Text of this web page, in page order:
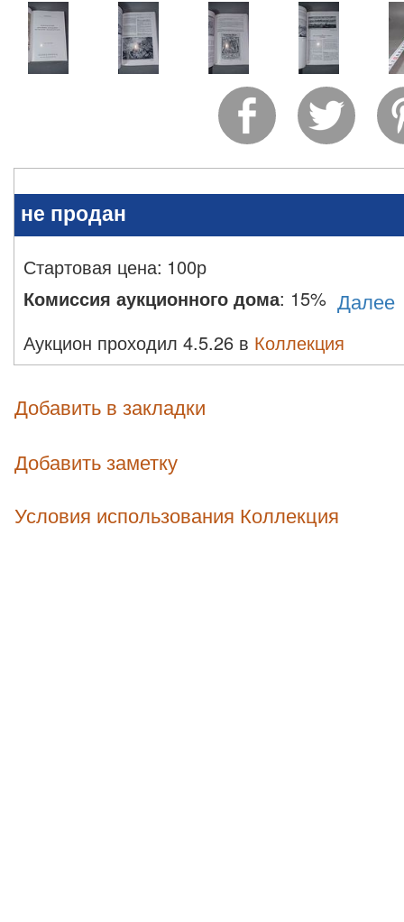
не продан
Стартовая цена: 100р
Комиссия аукционного дома: 15% Далее
Аукцион проходил 4.5.26 в Коллекция
Добавить в закладки
Добавить заметку
Условия использования Коллекция